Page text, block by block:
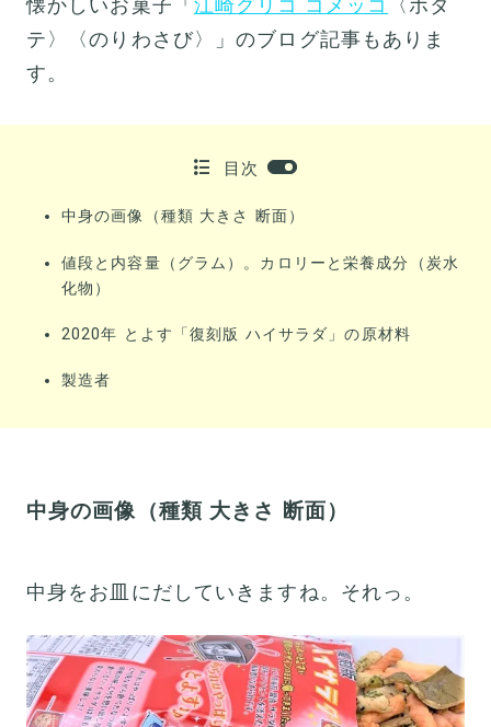
懐かしいお菓子「 江崎グリコ コメッコ
〈ホタ
テ〉〈のりわさび〉」のブログ記事もありま
す。
目次
中身の画像（種類 大きさ 断面）
値段と内容量（グラム）。カロリーと栄養成分（炭水
化物）
2020年 とよす「復刻版 ハイサラダ」の原材料
製造者
中身の画像（種類 大きさ 断面）
中身をお皿にだしていきますね。それっ。